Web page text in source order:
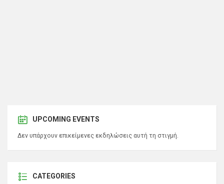
UPCOMING EVENTS
Δεν υπάρχουν επικείμενες εκδηλώσεις αυτή τη στιγμή.
CATEGORIES